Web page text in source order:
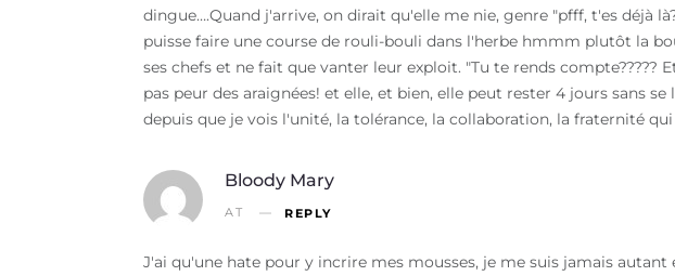
dingue….Quand j'arrive, on dirait qu'elle me nie, genre "pfff, t'es déjà
puisse faire une course de rouli-bouli dans l'herbe hmmm plutôt la
ses chefs et ne fait que vanter leur exploit. "Tu te rends
pas peur des araignées! et elle, et bien, elle peut rester 4 jours sans
depuis que je vois l'unité, la tolérance, la collaboration, la fraternité
Bloody Mary
AT REPLY
J'ai qu'une hate pour y incrire mes mousses, je me suis jamais